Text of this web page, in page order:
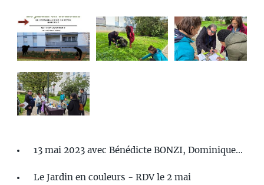
13 mai 2023 avec Bénédicte BONZI, Dominique...
Le Jardin en couleurs - RDV le 2 mai